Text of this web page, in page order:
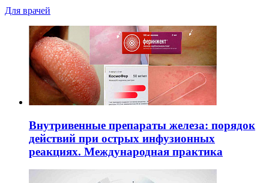
Для врачей
Внутривенные препараты железа: порядок
действий при острых инфузионных
реакциях. Международная практика